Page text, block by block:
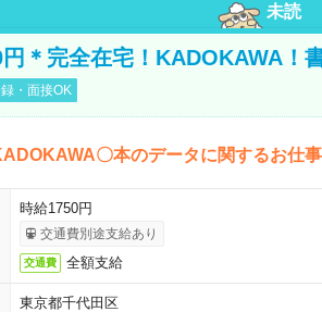
未読
＊完全在宅！KADOKAWA！
・面接OK
〇本のデータに関するお仕事
時給1750円
交通費別途支給あり
交通費 全額支給
東京都千代田区